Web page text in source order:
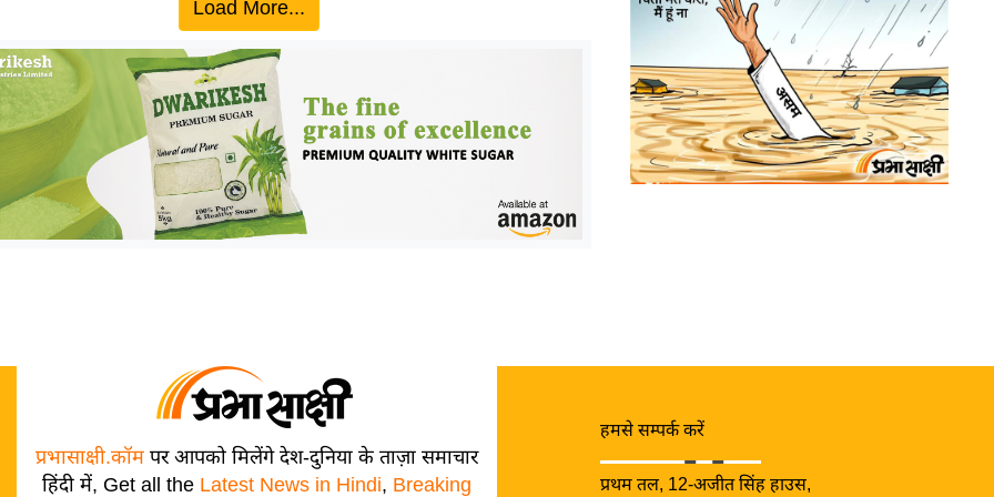
Load More...
प्रभासाक्षी.कॉमपर आपको मिलेंगे देश-दुनिया के ताज़ा समाचार
हिंदी में, Get all the Latest News in Hindi, Breaking
हमसे सम्पर्क करें
प्रथम तल, 12-अजीत सिंह हाउस,